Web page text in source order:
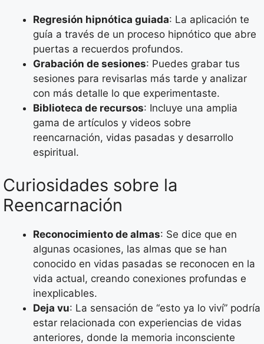
Regresión hipnótica guiada: La aplicación te
guía a través de un proceso hipnótico que abre
puertas a recuerdos profundos.
Grabación de sesiones: Puedes grabar tus
sesiones para revisarlas más tarde y analizar
con más detalle lo que experimentaste.
Biblioteca de recursos: Incluye una amplia
gama de artículos y videos sobre
reencarnación, vidas pasadas y desarrollo
espiritual.
Curiosidades sobre la
Reencarnación
Reconocimiento de almas: Se dice que en
algunas ocasiones, las almas que se han
conocido en vidas pasadas se reconocen en la
vida actual, creando conexiones profundas e
inexplicables.
Deja vu: La sensación de “esto ya lo viví” podría
estar relacionada con experiencias de vidas
anteriores, donde la memoria inconsciente